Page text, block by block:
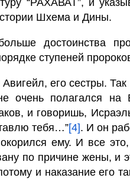
“РАХАВАТ”, и
Шхема и Дины.
достоинства
ступеней
его сестры. Так
очень полагался на
и говоришь,
тебя…”[4]. И он
ему. И все
по причине жены, и
и наказание его